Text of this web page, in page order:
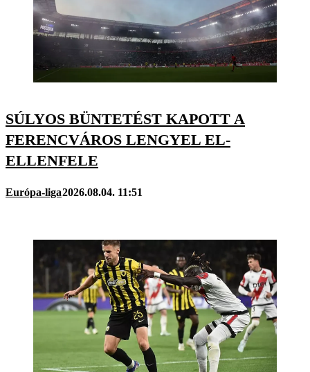
SÚLYOS BÜNTETÉST KAPOTT A
FERENCVÁROS LENGYEL EL-
ELLENFELE
Európa-liga2026.08.04. 11:51